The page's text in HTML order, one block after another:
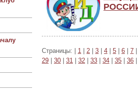
Страницы: | 1 2 3 4 5 6 7
29
30 31 32 33 34 35 36